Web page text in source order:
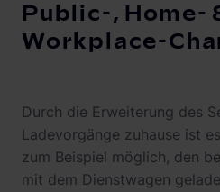
Public-, Home-
Workplace-
Durch die Erweiterung des
Ladevorgänge zuhause ist
zum Beispiel möglich, den
mit dem Dienstwagen